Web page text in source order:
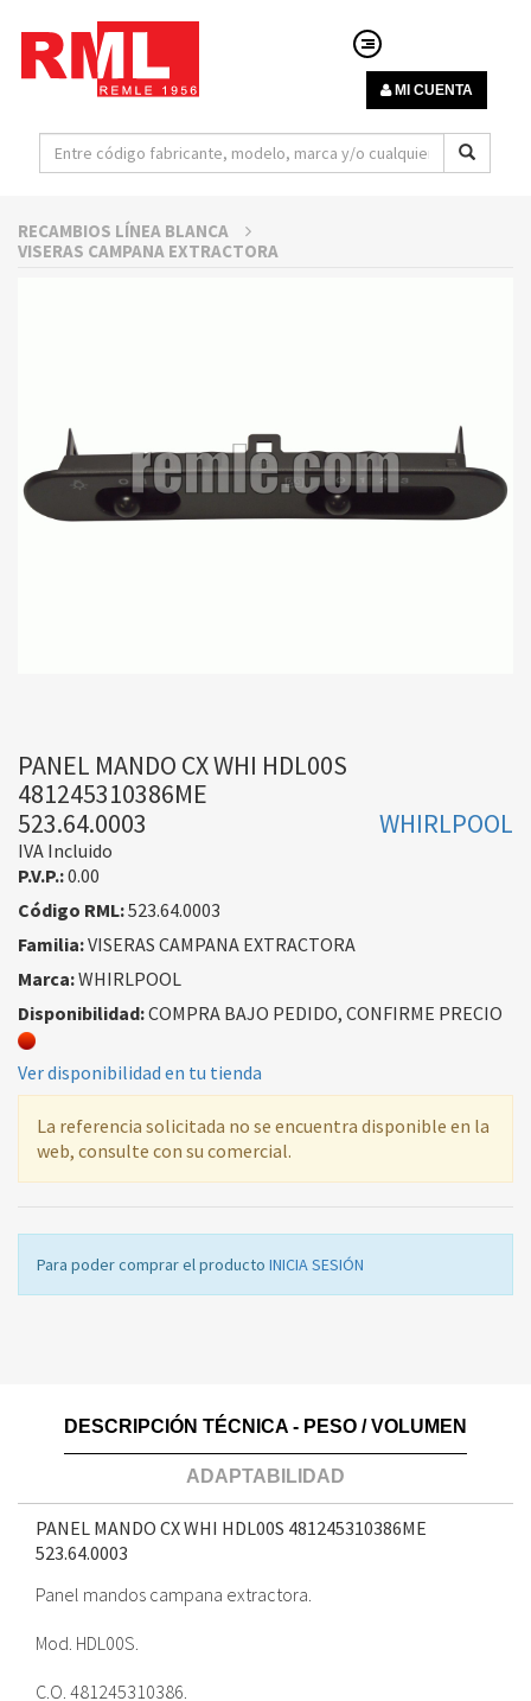
MI CUENTA
RECAMBIOS LÍNEA BLANCA
VISERAS CAMPANA EXTRACTORA
PANEL MANDO CX WHI HDL00S
481245310386ME
523.64.0003
WHIRLPOOL
IVA Incluido
P.V.P.:0.00
Código RML:523.64.0003
Familia:VISERAS CAMPANA EXTRACTORA
Marca:WHIRLPOOL
Disponibilidad:COMPRA BAJO PEDIDO, CONFIRME PRECIO
Ver disponibilidad en tu tienda
La referencia solicitada no se encuentra disponible en la
web, consulte con su comercial.
Para poder comprar el producto INICIA SESIÓN
DESCRIPCIÓN TÉCNICA - PESO / VOLUMEN
ADAPTABILIDAD
PANEL MANDO CX WHI HDL00S 481245310386ME
523.64.0003
Panel mandos campana extractora.
Mod. HDL00S.
C.O. 481245310386.